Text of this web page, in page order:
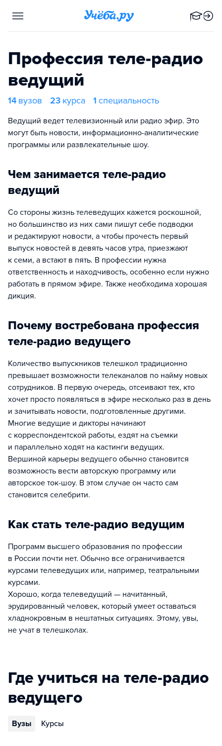
Профессия теле-радио
ведущий
14 вузов 23 курса 1 специальность
Ведущий ведет телевизионный или радио эфир. Это
могут быть новости, информационно-аналитические
программы или развлекательные шоу.
Чем занимается теле-радио
ведущий
Со стороны жизнь телеведущих кажется роскошной,
но большинство из них сами пишут себе подводки
и редактируют новости, а чтобы прочесть первый
выпуск новостей в девять часов утра, приезжают
к семи, а встают в пять. В профессии нужна
ответственность и находчивость, особенно если нужно
работать в прямом эфире. Также необходима хорошая
дикция.
Почему востребована профессия
теле-радио ведущего
Количество выпускников телешкол традиционно
превышает возможности телеканалов по найму новых
сотрудников. В первую очередь, отсеивают тех, кто
хочет просто появляться в эфире несколько раз в день
и зачитывать новости, подготовленные другими.
Многие ведущие и дикторы начинают
с корреспондентской работы, ездят на съемки
и параллельно ходят на кастинги ведущих.
Вершиной карьеры ведущего обычно становится
возможность вести авторскую программу или
авторское ток-шоу. В этом случае он часто сам
становится селебрити.
Как стать теле-радио ведущим
Программ высшего образования по профессии
в России почти нет. Обычно все ограничивается
курсами телеведущих или, например, театральными
курсами.
Хорошо, когда телеведущий — начитанный,
эрудированный человек, который умеет оставаться
хладнокровным в нештатных ситуациях. Этому, увы,
не учат в телешколах.
Где учиться на теле-радио
ведущего
Вузы Курсы